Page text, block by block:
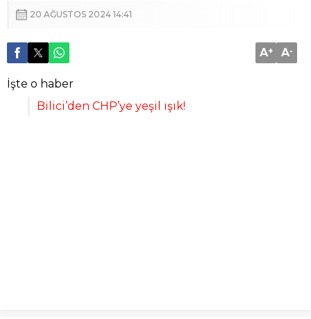
20 AĞUSTOS 2024 14:41
A+ A-
İşte o haber
Bilici’den CHP’ye yeşil ışık!